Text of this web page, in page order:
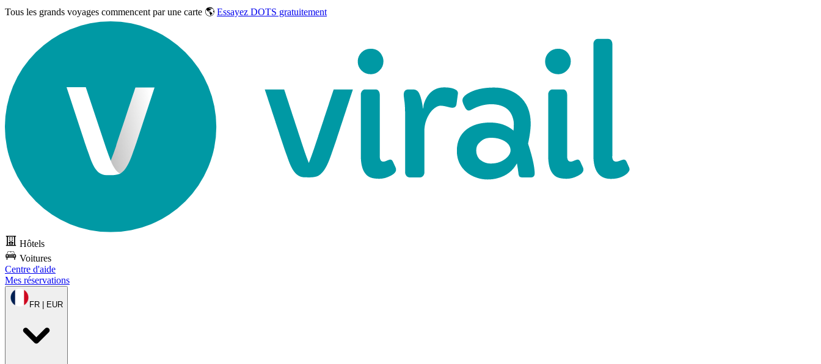
Tous les grands voyages commencent par une carte 🌎 Essayez DOTS gratuitement
Hôtels
Voitures
Centre d'aide
Mes réservations
FR | EUR